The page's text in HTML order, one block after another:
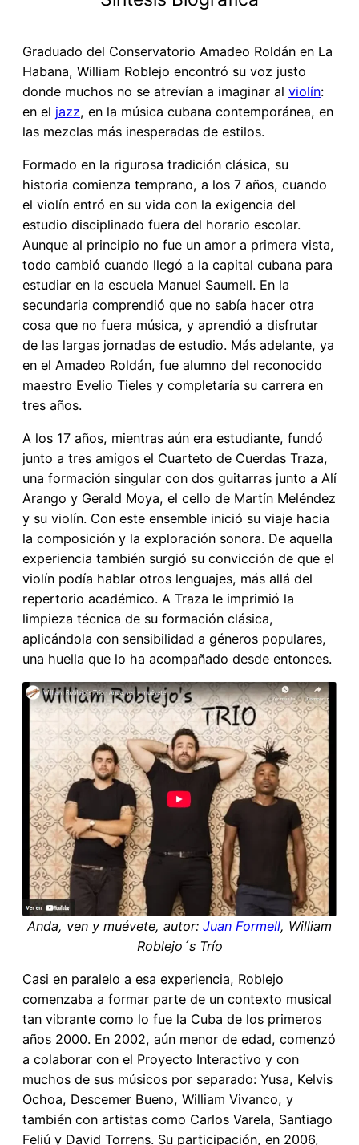
Graduado del Conservatorio Amadeo Roldán en La
Habana, William Roblejo encontró su voz justo
donde muchos no se atrevían a imaginar al violín:
en el jazz, en la música cubana contemporánea, en
las mezclas más inesperadas de estilos.
Formado en la rigurosa tradición clásica, su
historia comienza temprano, a los 7 años, cuando
el violín entró en su vida con la exigencia del
estudio disciplinado fuera del horario escolar.
Aunque al principio no fue un amor a primera vista,
todo cambió cuando llegó a la capital cubana para
estudiar en la escuela Manuel Saumell. En la
secundaria comprendió que no sabía hacer otra
cosa que no fuera música, y aprendió a disfrutar
de las largas jornadas de estudio. Más adelante, ya
en el Amadeo Roldán, fue alumno del reconocido
maestro Evelio Tieles y completaría su carrera en
tres años.
A los 17 años, mientras aún era estudiante, fundó
junto a tres amigos el Cuarteto de Cuerdas Traza,
una formación singular con dos guitarras junto a Alí
Arango y Gerald Moya, el cello de Martín Meléndez
y su violín. Con este ensemble inició su viaje hacia
la composición y la exploración sonora. De aquella
experiencia también surgió su convicción de que el
violín podía hablar otros lenguajes, más allá del
repertorio académico. A Traza le imprimió la
limpieza técnica de su formación clásica,
aplicándola con sensibilidad a géneros populares,
una huella que lo ha acompañado desde entonces.
Anda, ven y muévete, autor: Juan Formell, William
Roblejo´s Trío
Casi en paralelo a esa experiencia, Roblejo
comenzaba a formar parte de un contexto musical
tan vibrante como lo fue la Cuba de los primeros
años 2000. En 2002, aún menor de edad, comenzó
a colaborar con el Proyecto Interactivo y con
muchos de sus músicos por separado: Yusa, Kelvis
Ochoa, Descemer Bueno, William Vivanco, y
también con artistas como Carlos Varela, Santiago
Feliú y David Torrens. Su participación, en 2006,